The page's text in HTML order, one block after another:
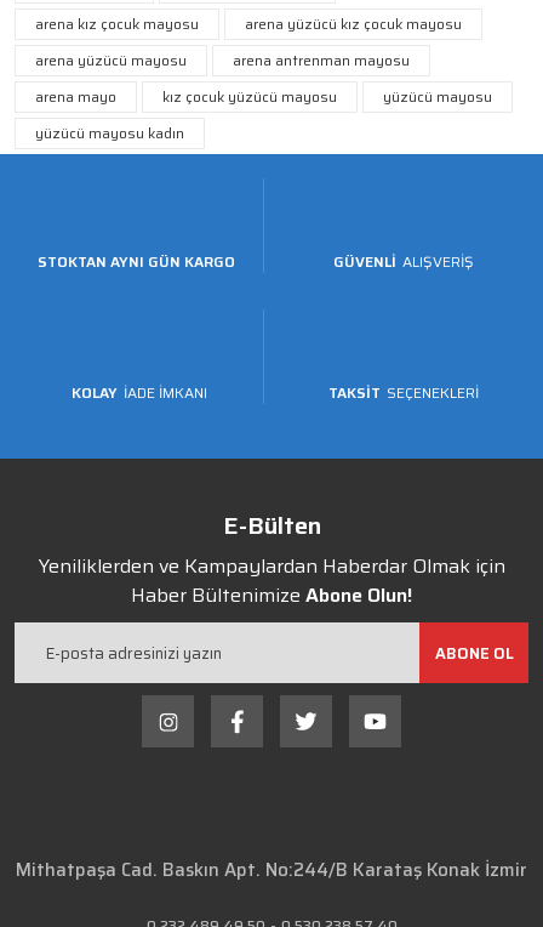
arena kız çocuk mayosu
arena yüzücü kız çocuk mayosu
arena yüzücü mayosu
arena antrenman mayosu
arena mayo
kız çocuk yüzücü mayosu
yüzücü mayosu
yüzücü mayosu kadın
STOKTAN AYNI GÜN KARGO GÜVENLİ ALIŞVERİŞ
KOLAY İADE İMKANI TAKSİT SEÇENEKLERİ
E-Bülten
Yeniliklerden ve Kampaylardan Haberdar Olmak için
Haber Bültenimize Abone Olun!
ABONE OL
Mithatpaşa Cad. Baskın Apt. No:244/B Karataş Konak İzmir